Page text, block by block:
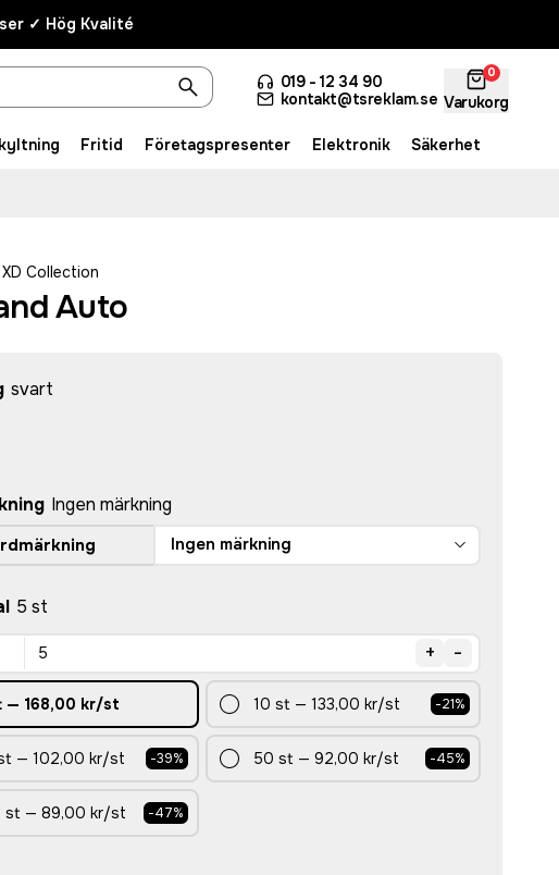
✓ Hög Kvalité
019 - 12 34 90
kontakt@tsreklam.se
0
Varukorg
Fritid Företagspresenter Elektronik Säkerhet
XD Collection
Auto
svart
Ingen märkning
Ingen märkning
5 st
+ -
— 168,00 kr/st 10 st —133,00 kr/st -21%
— 102,00 kr/st -39% 50 st —92,00 kr/st -45%
st — 89,00 kr/st -47%